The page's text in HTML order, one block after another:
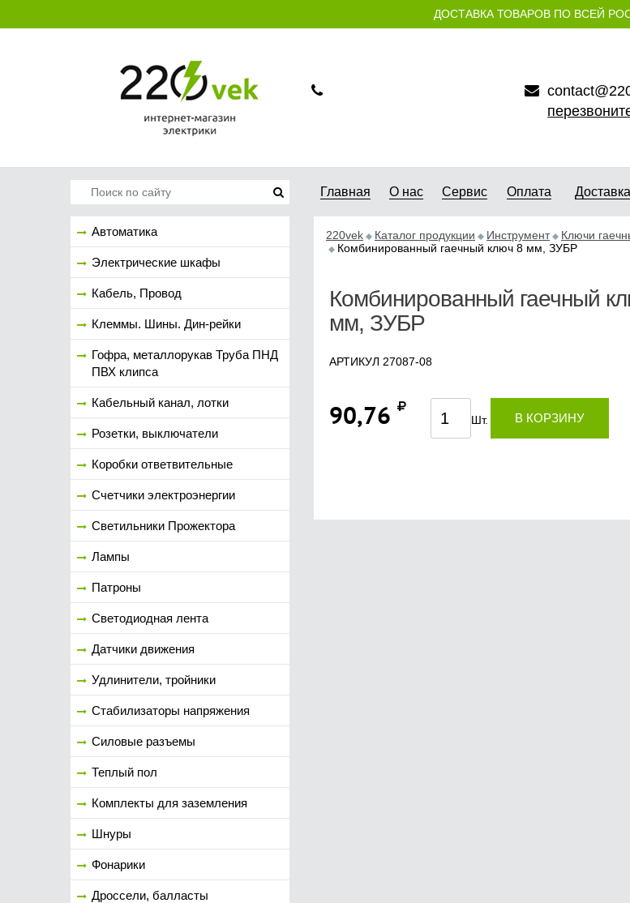
ДОСТАВКА ТОВАРОВ ПО ВСЕЙ
Автоматика
Электрические шкафы
Кабель, Провод
Клеммы. Шины. Дин-рейки
Гофра, металлорукав Труба ПНД
ПВХ клипса
Кабельный канал, лотки
Розетки, выключатели
Коробки ответвительные
Счетчики электроэнергии
Светильники Прожектора
Лампы
Патроны
Светодиодная лента
Датчики движения
Удлинители, тройники
Стабилизаторы напряжения
Силовые разъемы
Теплый пол
Комплекты для заземления
Шнуры
Фонарики
Дроссели, балласты
Главная О нас Сервис Оплата
220vek Каталог продукции Инструмент Ключи
Комбинированный гаечный ключ 8 мм, ЗУБР
Комбинированный гаечный
мм, ЗУБР
АРТИКУЛ 27087-08
90,76 Шт. В КОРЗИНУ